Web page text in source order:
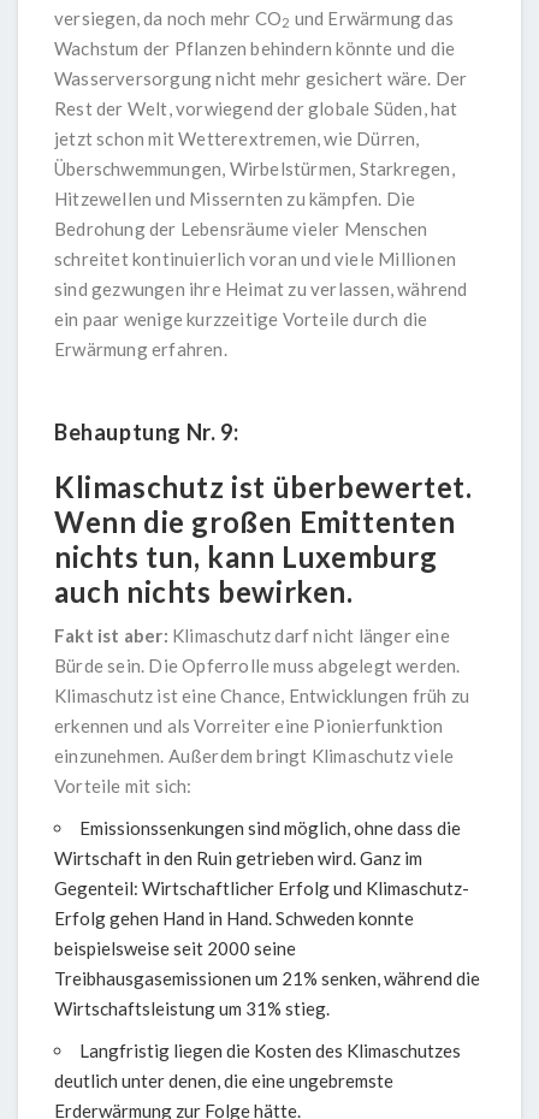
versiegen, da noch mehr CO2 und Erwärmung das
Wachstum der Pflanzen behindern könnte und die
Wasserversorgung nicht mehr gesichert wäre. Der
Rest der Welt, vorwiegend der globale Süden, hat
jetzt schon mit Wetterextremen, wie Dürren,
Überschwemmungen, Wirbelstürmen, Starkregen,
Hitzewellen und Missernten zu kämpfen. Die
Bedrohung der Lebensräume vieler Menschen
schreitet kontinuierlich voran und viele Millionen
sind gezwungen ihre Heimat zu verlassen, während
ein paar wenige kurzzeitige Vorteile durch die
Erwärmung erfahren.
Behauptung Nr. 9:
Klimaschutz ist überbewertet.
Wenn die großen Emittenten
nichts tun, kann Luxemburg
auch nichts bewirken.
Fakt ist aber: Klimaschutz darf nicht länger eine
Bürde sein. Die Opferrolle muss abgelegt werden.
Klimaschutz ist eine Chance, Entwicklungen früh zu
erkennen und als Vorreiter eine Pionierfunktion
einzunehmen. Außerdem bringt Klimaschutz viele
Vorteile mit sich:
Emissionssenkungen sind möglich, ohne dass die
Wirtschaft in den Ruin getrieben wird. Ganz im
Gegenteil: Wirtschaftlicher Erfolg und Klimaschutz-
Erfolg gehen Hand in Hand. Schweden konnte
beispielsweise seit 2000 seine
Treibhausgasemissionen um 21% senken, während die
Wirtschaftsleistung um 31% stieg.
Langfristig liegen die Kosten des Klimaschutzes
deutlich unter denen, die eine ungebremste
Erderwärmung zur Folge hätte.